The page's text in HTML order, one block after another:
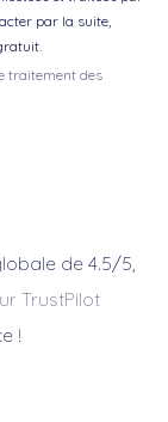
par la suite,
traitement des
de 4.5/5,
TrustPilot
!